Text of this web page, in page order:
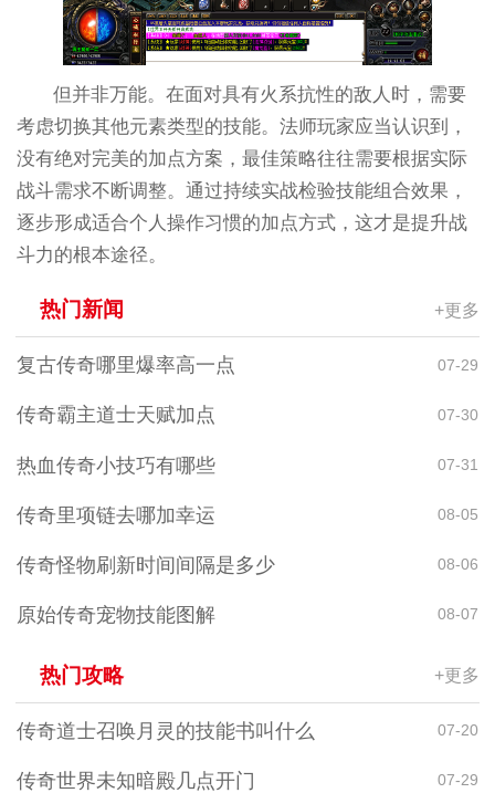
但并非万能。在面对具有火系抗性的敌人时，需要
考虑切换其他元素类型的技能。法师玩家应当认识到，
没有绝对完美的加点方案，最佳策略往往需要根据实际
战斗需求不断调整。通过持续实战检验技能组合效果，
逐步形成适合个人操作习惯的加点方式，这才是提升战
斗力的根本途径。
热门新闻 +更多
复古传奇哪里爆率高一点 07-29
传奇霸主道士天赋加点 07-30
热血传奇小技巧有哪些 07-31
传奇里项链去哪加幸运 08-05
传奇怪物刷新时间间隔是多少 08-06
原始传奇宠物技能图解 08-07
热门攻略 +更多
传奇道士召唤月灵的技能书叫什么 07-20
传奇世界未知暗殿几点开门 07-29